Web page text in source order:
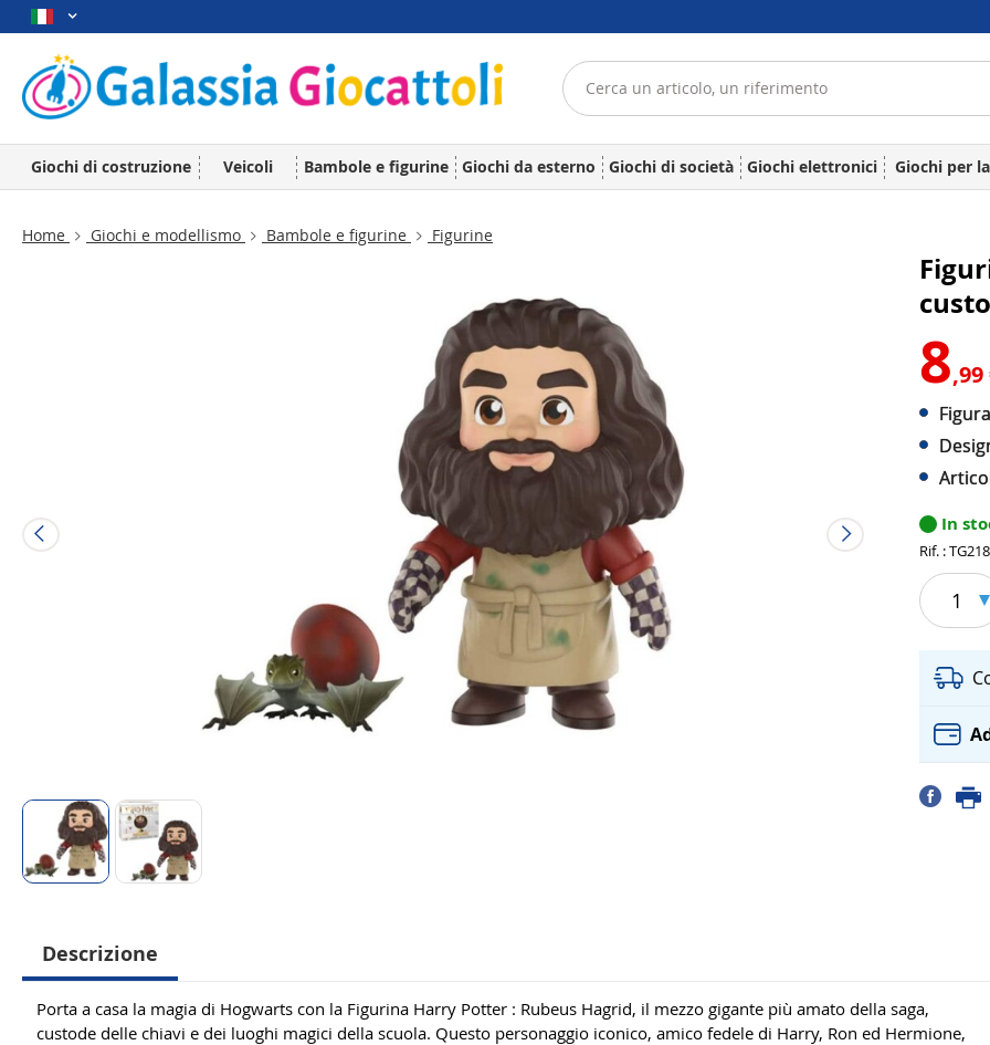
Giochi di costruzione Veicoli Bambole e figurine Giochi da esterno Giochi di società Giochi elettronici Giochi per
Home Giochi e modellismo Bambole e figurine Figurine
8,99
In
Rif. :
1
Descrizione
Porta a casa la magia di Hogwarts con la Figurina Harry Potter : Rubeus Hagrid, il mezzo gigante più amato della saga,
custode delle chiavi e dei luoghi magici della scuola. Questo personaggio iconico, amico fedele di Harry, Ron ed Hermione,